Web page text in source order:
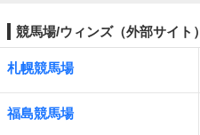
競馬場/ウィンズ（外部サイト）
札幌競馬場
福島競馬場